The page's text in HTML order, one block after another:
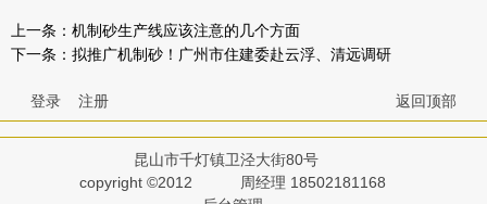
上一条： 机制砂生产线应该注意的几个方面
下一条： 拟推广机制砂！广州市住建委赴云浮、清远调研
登录 注册 返回顶部
昆山市千灯镇卫泾大街80号
copyright ©2012
周经理 18502181168